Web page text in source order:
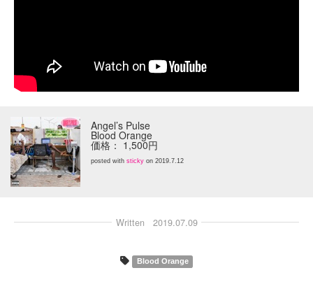
Angel’s Pulse
Blood Orange
価格： 1,500円
posted with sticky on 2019.7.12
Written 2019.07.09
Blood Orange